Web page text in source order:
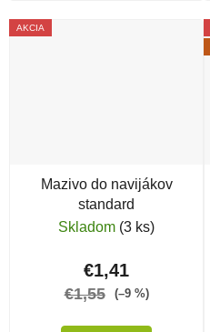
AKCIA
Mazivo do navijákov
standard
Skladom (3 ks)
€1,41
€1,55 (–9 %)